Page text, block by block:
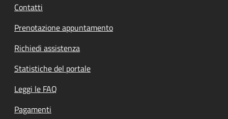
Contatti
Prenotazione appuntamento
Richiedi assistenza
Statistiche del portale
Leggi le FAQ
Pagamenti